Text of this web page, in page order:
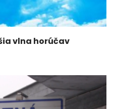
vlna horúčav